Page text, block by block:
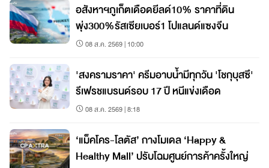
อสังหาฯภูเก็ตเดือดยีลด์10% ราคาที่ดิน
พุ่ง300%รัสเซียเบอร์1 โปแลนด์แซงจีน
08 ส.ค. 2569 | 10:00
'สงครามราคา' ครีมอาบน้ำมีทุกวัน 'โชกุบุสซึ'
รีเฟรชแบรนด์รอบ 17 ปี หนีแข่งเดือด
08 ส.ค. 2569 | 8:18
‘แม็คโคร-โลตัส’ กางโมเดล ‘Happy &
Healthy Mall’ ปรับโฉมศูนย์การค้าครั้งใหญ่